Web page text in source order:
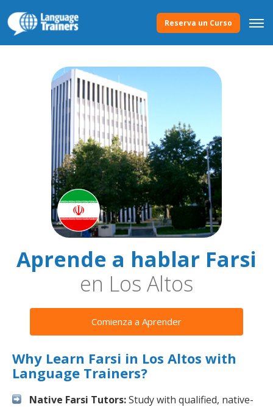
Reserva un Curso
Aprende a hablar Farsi
en Los Altos
Comienza a Aprender
Why Learn Farsi in Los Altos with
Language Trainers?
Native Farsi Tutors:Study with qualified, native-